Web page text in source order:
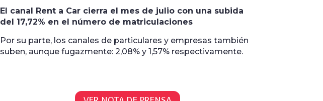
El canal Rent a Car cierra el mes de julio con una subida
del 17,72% en el número de matriculaciones
Por su parte, los canales de particulares y empresas también
suben, aunque fugazmente: 2,08% y 1,57% respectivamente.